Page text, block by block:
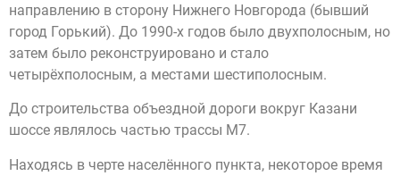
направлению в сторону Нижнего Новгорода (бывший
город Горький). До 1990-х годов было двухполосным, но
затем было реконструировано и стало
четырёхполосным, а местами шестиполосным.
До строительства объездной дороги вокруг Казани
шоссе являлось частью трассы М7.
Находясь в черте населённого пункта, некоторое время